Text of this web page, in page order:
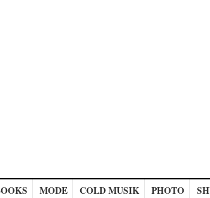
MODE COLD MUSIK PHOTO